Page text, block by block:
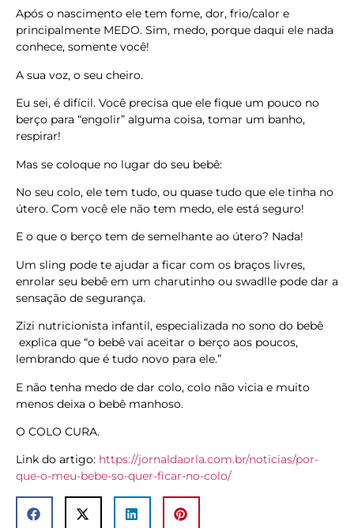
Após o nascimento ele tem fome, dor, frio/calor e
principalmente MEDO. Sim, medo, porque daqui ele nada
conhece, somente você!
A sua voz, o seu cheiro.
Eu sei, é difícil. Você precisa que ele fique um pouco no
berço para “engolir” alguma coisa, tomar um banho,
respirar!
Mas se coloque no lugar do seu bebê:
No seu colo, ele tem tudo, ou quase tudo que ele tinha no
útero. Com você ele não tem medo, ele está seguro!
E o que o berço tem de semelhante ao útero? Nada!
Um sling pode te ajudar a ficar com os braços livres,
enrolar seu bebê em um charutinho ou swadlle pode dar a
sensação de segurança.
Zizi nutricionista infantil, especializada no sono do bebê
explica que “o bebê vai aceitar o berço aos poucos,
lembrando que é tudo novo para ele.”
E não tenha medo de dar colo, colo não vicia e muito
menos deixa o bebê manhoso.
O COLO CURA.
Link do artigo: https://jornaldaorla.com.br/noticias/por-
que-o-meu-bebe-so-quer-ficar-no-colo/